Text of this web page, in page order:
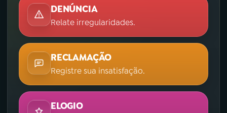
DENÚNCIA
Relate irregularidades.
RECLAMAÇÃO
Registre sua insatisfação.
ELOGIO